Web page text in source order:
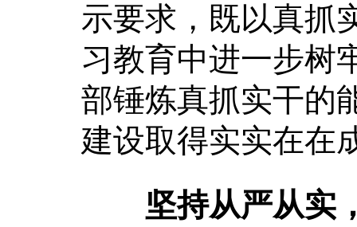
示要求，既以真抓
习教育中进一步树
部锤炼真抓实干的
建设取得实实在在
坚持从严从实